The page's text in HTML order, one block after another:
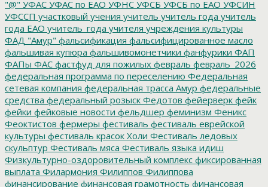
"@" УФАС УФАС по ЕАО УФНС УФСБ УФСБ по ЕАО УФСИН
УФССП участковый учения учитель учитель года учитель
года ЕАО учитель_года учителя учреждения культуры
ФАД "Амур" фальсификация фальсифицированное масло
фальшивая купюра фальшивомонетчики фанфурики ФАП
ФАПы ФАС фастфуд для пожилых февраль февраль_2026
федеральная программа по переселению Федеральная
сетевая компания федеральная трасса Амур федеральные
средства федеральный розыск Федотов фейерверк фейк
фейки фейковые новости фельдшер феминизм Феникс
Феоктистов фермеры фестиваль фестиваль еврейской
культуры фестиваль красок Холи Фестиваль ледовых
скульптур Фестиваль мяса Фестиваль языка идиш
Физкультурно-оздоровительный комплекс фиксированная
выплата Филармония Филиппов Филиппова
финансирование финансовая грамотность финансовая